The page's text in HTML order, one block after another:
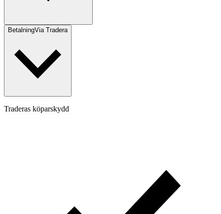
BetalningVia Tradera
Traderas köparskydd